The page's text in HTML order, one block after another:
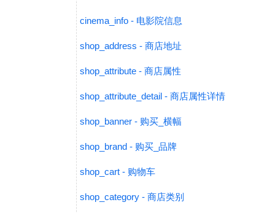
cinema_info - 电影院信息
shop_address - 商店地址
shop_attribute - 商店属性
shop_attribute_detail - 商店属性详情
shop_banner - 购买_横幅
shop_brand - 购买_品牌
shop_cart - 购物车
shop_category - 商店类别